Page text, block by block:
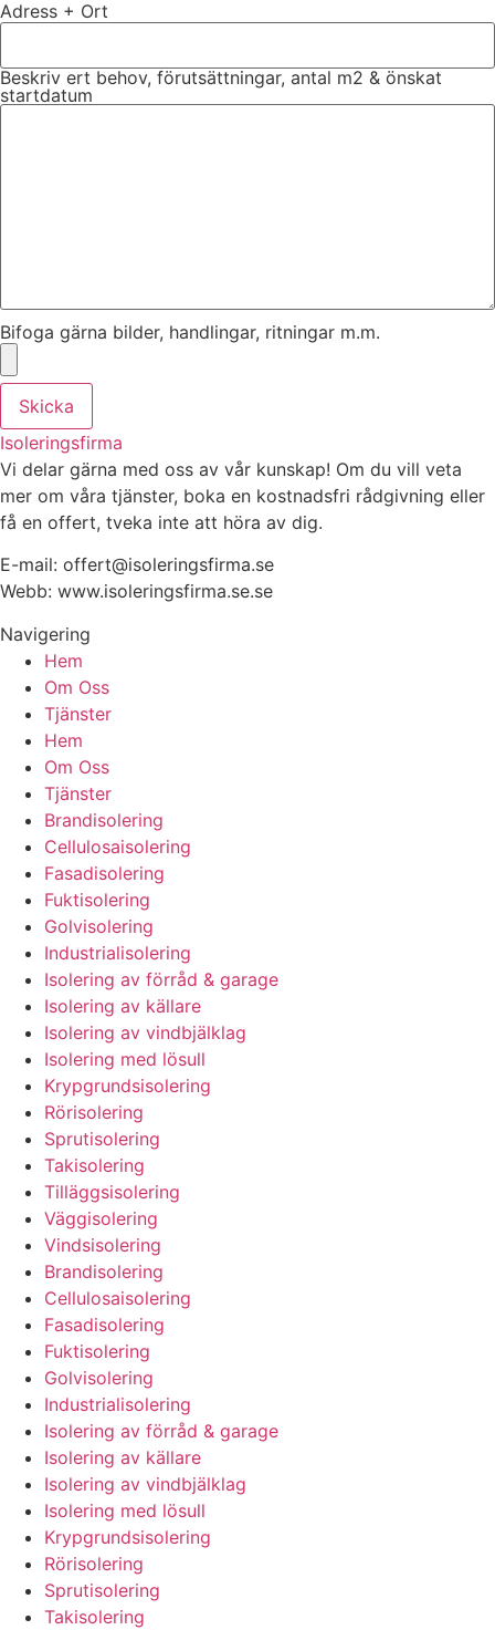
Adress + Ort
Beskriv ert behov, förutsättningar, antal m2 & önskat
startdatum
Bifoga gärna bilder, handlingar, ritningar m.m.
Skicka
Isoleringsfirma
Vi delar gärna med oss av vår kunskap! Om du vill veta
mer om våra tjänster, boka en kostnadsfri rådgivning eller
få en offert, tveka inte att höra av dig.
E-mail: offert@isoleringsfirma.se
Webb: www.isoleringsfirma.se.se
Navigering
Hem
Om Oss
Tjänster
Hem
Om Oss
Tjänster
Brandisolering
Cellulosaisolering
Fasadisolering
Fuktisolering
Golvisolering
Industrialisolering
Isolering av förråd & garage
Isolering av källare
Isolering av vindbjälklag
Isolering med lösull
Krypgrundsisolering
Rörisolering
Sprutisolering
Takisolering
Tilläggsisolering
Väggisolering
Vindsisolering
Brandisolering
Cellulosaisolering
Fasadisolering
Fuktisolering
Golvisolering
Industrialisolering
Isolering av förråd & garage
Isolering av källare
Isolering av vindbjälklag
Isolering med lösull
Krypgrundsisolering
Rörisolering
Sprutisolering
Takisolering